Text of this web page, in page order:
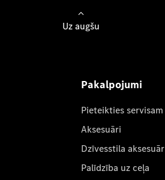
Uz augšu
Pakalpojumi
Pieteikties servisam
Aksesuāri
Dzīvesstila aksesuār
Palīdzība uz ceļa